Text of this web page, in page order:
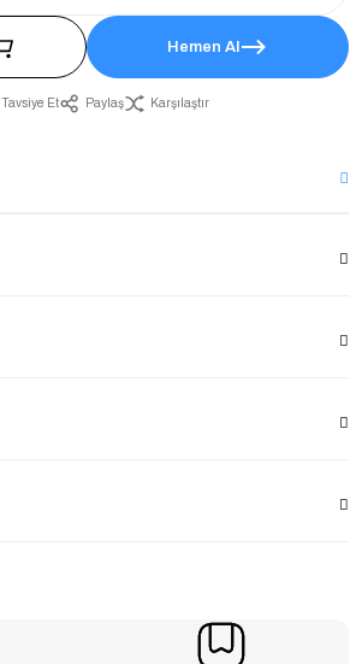
Hemen Al
Tavsiye Et Paylaş Karşılaştır